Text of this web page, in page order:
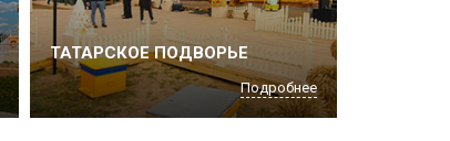
ТАТАРСКОЕ ПОДВОРЬЕ
Подробнее